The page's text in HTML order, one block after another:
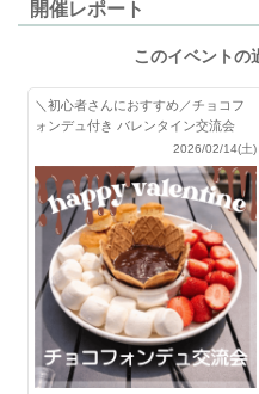
開催レポート
このイベントの
＼初心者さんにおすすめ／チョコフ
ォンデュ付き バレンタイン交流会
2026/02/14(土)